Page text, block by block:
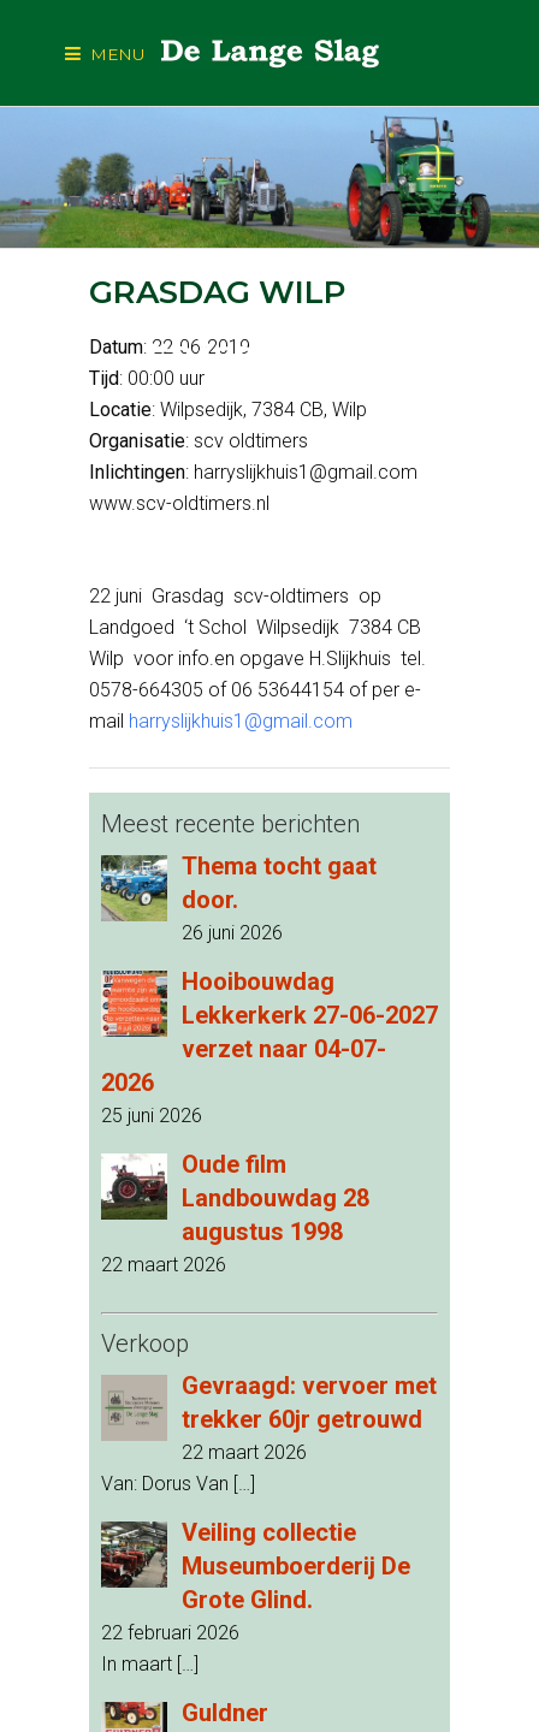
MENU
GRASDAG WILP
GRASDAG WILP
Datum: 22-06-2019
Tijd: 00:00 uur
Locatie: Wilpsedijk, 7384 CB, Wilp
Organisatie: scv oldtimers
Inlichtingen: harryslijkhuis1@gmail.com
www.scv-oldtimers.nl
22 juni Grasdag scv-oldtimers op
Landgoed ‘t Schol Wilpsedijk 7384 CB
Wilp voor info.en opgave H.Slijkhuis tel.
0578-664305 of 06 53644154 of per e-
mail harryslijkhuis1@gmail.com
Meest recente berichten
Thema tocht gaat
door.
26 juni 2026
Hooibouwdag
Lekkerkerk 27-06-2027
verzet naar 04-07-
2026
25 juni 2026
Oude film
Landbouwdag 28
augustus 1998
22 maart 2026
Verkoop
Gevraagd: vervoer met
trekker 60jr getrouwd
22 maart 2026
Van: Dorus Van […]
Veiling collectie
Museumboerderij De
Grote Glind.
22 februari 2026
In maart […]
Guldner